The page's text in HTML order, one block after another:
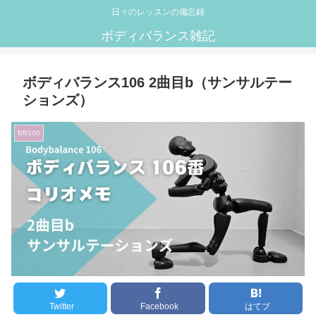
日々のレッスンの備忘録
ボディバランス雑記
ボディバランス106 2曲目b（サンサルテー
ションズ）
BB106
Twitter Facebook はてブ